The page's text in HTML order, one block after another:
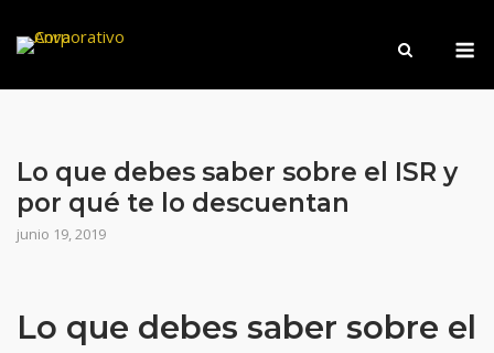
Lo que debes saber sobre el ISR y
por qué te lo descuentan
junio 19, 2019
Lo que debes saber sobre el